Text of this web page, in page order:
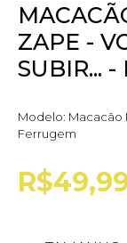
ZAPE -
SUBIR... -
Modelo: Macacão
Ferrugem